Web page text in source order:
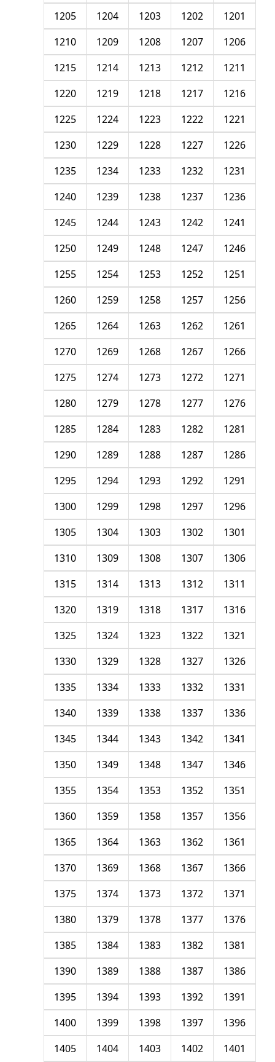
1201
1202
1203
1204
1205
1206
1207
1208
1209
1210
1211
1212
1213
1214
1215
1216
1217
1218
1219
1220
1221
1222
1223
1224
1225
1226
1227
1228
1229
1230
1231
1232
1233
1234
1235
1236
1237
1238
1239
1240
1241
1242
1243
1244
1245
1246
1247
1248
1249
1250
1251
1252
1253
1254
1255
1256
1257
1258
1259
1260
1261
1262
1263
1264
1265
1266
1267
1268
1269
1270
1271
1272
1273
1274
1275
1276
1277
1278
1279
1280
1281
1282
1283
1284
1285
1286
1287
1288
1289
1290
1291
1292
1293
1294
1295
1296
1297
1298
1299
1300
1301
1302
1303
1304
1305
1306
1307
1308
1309
1310
1311
1312
1313
1314
1315
1316
1317
1318
1319
1320
1321
1322
1323
1324
1325
1326
1327
1328
1329
1330
1331
1332
1333
1334
1335
1336
1337
1338
1339
1340
1341
1342
1343
1344
1345
1346
1347
1348
1349
1350
1351
1352
1353
1354
1355
1356
1357
1358
1359
1360
1361
1362
1363
1364
1365
1366
1367
1368
1369
1370
1371
1372
1373
1374
1375
1376
1377
1378
1379
1380
1381
1382
1383
1384
1385
1386
1387
1388
1389
1390
1391
1392
1393
1394
1395
1396
1397
1398
1399
1400
1401
1402
1403
1404
1405